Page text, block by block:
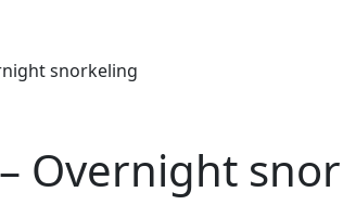
snorkeling
Overnight